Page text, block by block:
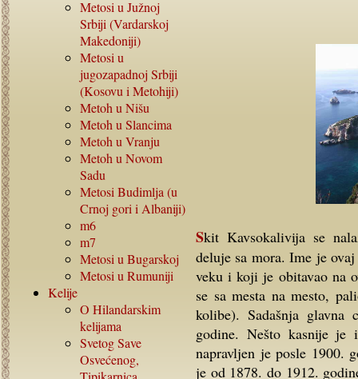
Metosi u Južnoj
Srbiji (Vardarskoj
Makedoniji)
Metosi u
jugozapadnoj Srbiji
(Kosovu i Metohiji)
Metoh u Nišu
Metoh u Slancima
Metoh u Vranju
Metoh u Novom
Sadu
Metosi Budimlja (u
Crnoj gori i Albaniji)
m6
m7
Metosi u Bugarskoj
Metosi u Rumuniji
Kelije
O Hilandarskim
kelijama
Svetog Save
Osvećenog,
Skit Kavsokalivija se nalazi na jugoistočnoj strani Atosa. Veoma impresivno
deluje sa mora. Ime je
veku i koji je obitavao na
se sa mesta na mesto,
kolibe). Sadašnja
godine. Nešto kasnije je
napravljen je posle 1900.
je od 1878. do 1912.